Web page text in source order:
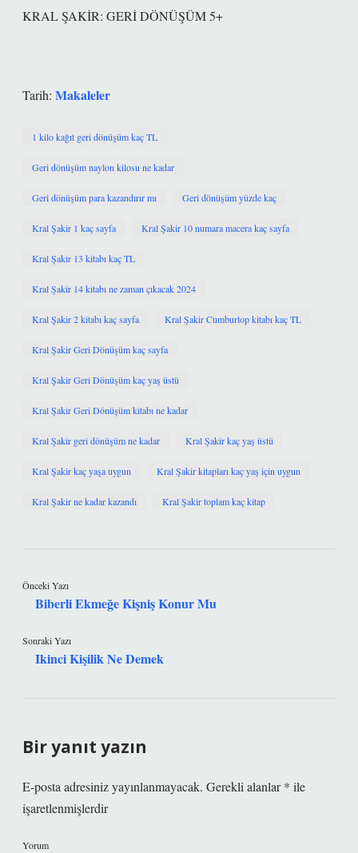
KRAL ŞAKİR: GERİ DÖNÜŞÜM 5+
Tarih: Makaleler
1 kilo kağıt geri dönüşüm kaç TL
Geri dönüşüm naylon kilosu ne kadar
Geri dönüşüm para kazandırır mı Geri dönüşüm yüzde kaç
Kral Şakir 1 kaç sayfa Kral Şakir 10 numara macera kaç sayfa
Kral Şakir 13 kitabı kaç TL
Kral Şakir 14 kitabı ne zaman çıkacak 2024
Kral Şakir 2 kitabı kaç sayfa Kral Şakir Cumburlop kitabı kaç TL
Kral Şakir Geri Dönüşüm kaç sayfa
Kral Şakir Geri Dönüşüm kaç yaş üstü
Kral Şakir Geri Dönüşüm kitabı ne kadar
Kral Şakir geri dönüşüm ne kadar Kral Şakir kaç yaş üstü
Kral Şakir kaç yaşa uygun Kral Şakir kitapları kaç yaş için uygun
Kral Şakir ne kadar kazandı Kral Şakir toplam kaç kitap
Önceki Yazı
Biberli Ekmeğe Kişniş Konur Mu
Sonraki Yazı
Ikinci Kişilik Ne Demek
Bir yanıt yazın
E-posta adresiniz yayınlanmayacak. Gerekli alanlar* ile
işaretlenmişlerdir
Yorum